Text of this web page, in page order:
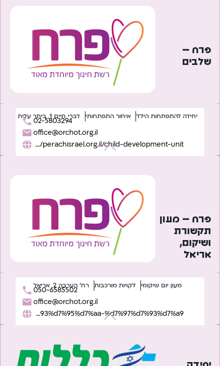
פרח –
שלבים
02-5803294
office@orchot.org.il
https://perachisrael.org.il/child-development-unit/
יחידה להתפתחות הילד איחור התפתחותי דברי חיים 1, ביתר עלית
פרח – מעון
תקשורת
ושיקום,
אריאל
050-6585502
office@orchot.org.il
https://perachisrael.org.il/%d7%a2%d7%9e%d7%95%d7%93-%d7%9e%d7%95%d7%a1%d7%93%d7%95%d7%aa-%d7%97%d7%93%d7%a9/
מעון יום שיקומי לקויות מורכבות רח' הערבה 2, אריאל